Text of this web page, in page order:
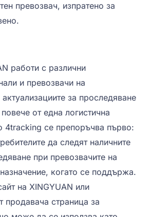
превозвач, изпратено за
работи с различни
и превозвачи на
за проследяване
от една логистична
4tracking се препоръчва първо:
да следят наличните
при превозвачите на
когато се поддържа.
на XINGYUAN или
продавача страница за